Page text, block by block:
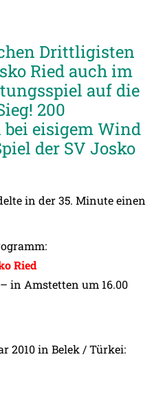
Drittligisten
Ried auch im
auf die
200
bei eisigem Wind
der SV Josko
in der 35. Minute einen
Ried
in Amstetten um 16.00
2010 in Belek / Türkei: